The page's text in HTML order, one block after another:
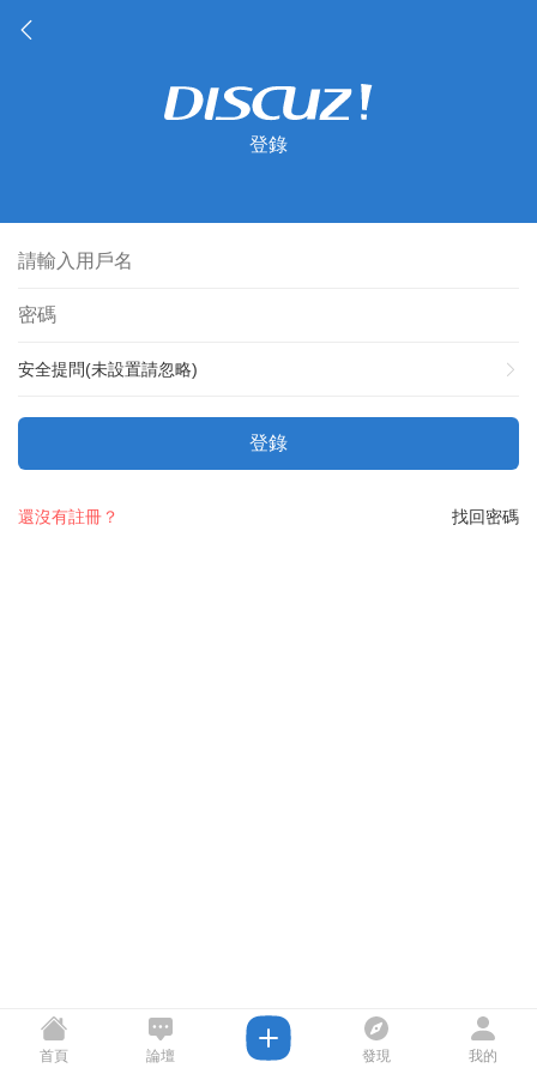
登錄
安全提問(未設置請忽略)
登錄
找回密碼
還沒有註冊？
首頁 論壇 發現 我的